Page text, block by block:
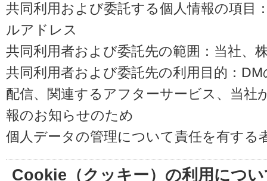
共同利用および委託する個人情報の項目
ルアドレス
共同利用者および委託先の範囲：当社、
共同利用者および委託先の利用目的：
配信、関連するアフターサービス、当社
報のお知らせのため
個人データの管理について責任を有する
Cookie（クッキー）の利用につ